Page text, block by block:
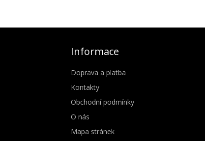
Informace
Doprava a platba
Kontakty
Obchodní podmínky
O nás
Mapa stránek